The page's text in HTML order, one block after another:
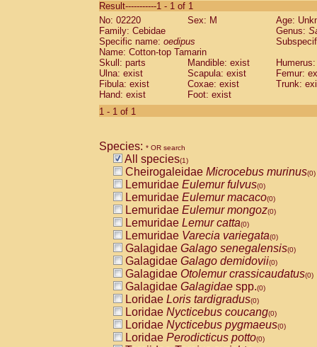
CebidaeSaguinus labiatus(0)
Cebidae Saguinus leucopus (0)
Cebidae
CebidaeSaguinus mystax
Cebidae Saguinus nigricollis (0)
Cebidae Saguinus oedipus
Cebidae Saguinus weddelli
Cebidae Saguinusspp.
Cebidae
CebidaeCebus capucinus
CebidaeCebus nigrivittatus
CebidaeCebus spp.(0)
CebidaeSaimiri boliviensis(0)
CebidaeSaimiri sciureus(0)
AtelidaeAlouatta caraya(0)
AtelidaeAlouatta fusca(0)
AtelidaeAlouatta seniculus(0)
AtelidaeAlouattaspp.(0)
AtelidaeAteles belzebuth(0)
AtelidaeAteles geoffroyi(0)
AtelidaeAteles paniscus(0)
AtelidaeAtelesspp.(0)
AtelidaeLagothrix lagothricha(0)
AtelidaeLagothrix lagothricha cana
PitheciidaeCacajao calvus
Result-----------1 - 1 of 1
No: 02220
Sex: M
Age:
Family: Cebidae
Genus:
Specific name: oedipus
Name: Cotton-top Tamarin
Skull: parts
Mandible: exist
Ulna: exist
Scapula: exist
Femur:
Fibula: exist
Coxae: exist
Trunk:
Hand: exist
Foot: exist
1 - 1 of 1
Species: * OR search
All species(1)
Cheirogaleidae Microcebus murinus(0)
Lemuridae Eulemur fulvus(0)
Lemuridae Eulemur macaco(0)
Lemuridae Eulemur mongoz(0)
Lemuridae Lemur catta(0)
Lemuridae Varecia variegata(0)
Galagidae Galago senegalensis(0)
Galagidae Galago demidovii(0)
Galagidae Otolemur crassicaudatus(0)
Galagidae Galagidae spp.(0)
Loridae Loris tardigradus(0)
Loridae Nycticebus coucang(0)
Loridae Nycticebus pygmaeus(0)
Loridae Perodicticus potto(0)